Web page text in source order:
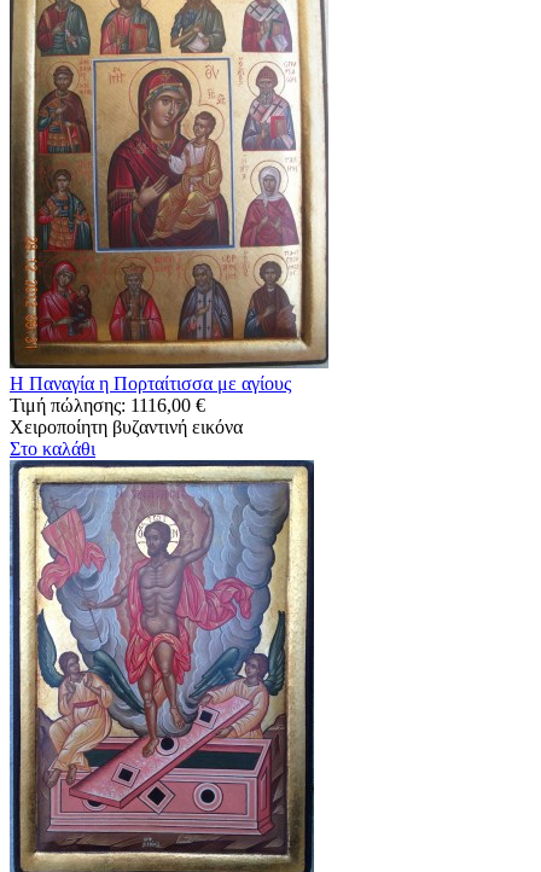
Η Παναγία η Πορταίτισσα με αγίους
Τιμή πώλησης: 1116,00 €
Χειροποίητη βυζαντινή εικόνα
Στο καλάθι